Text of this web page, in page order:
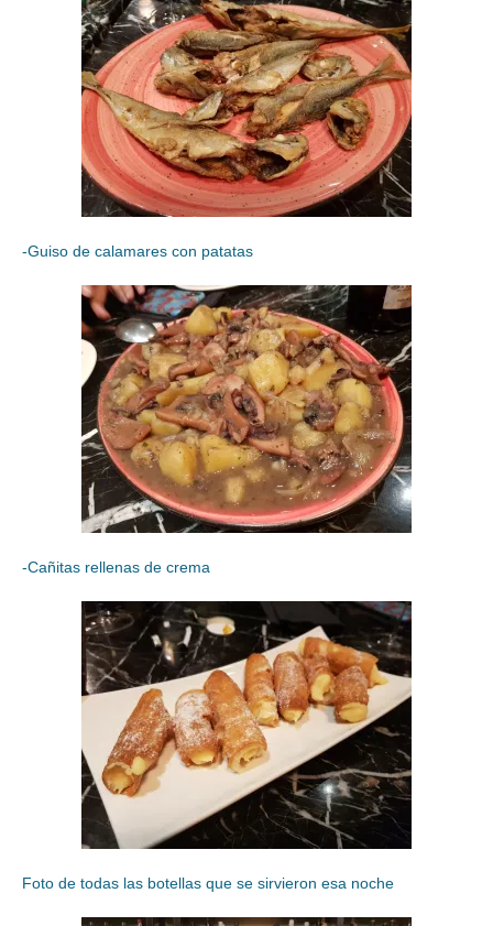
-Guiso de calamares con patatas
-Cañitas rellenas de crema
Foto de todas las botellas que se sirvieron esa noche